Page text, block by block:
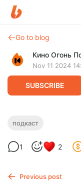
Go to blog
Кино Огонь
Nov 11 2024
SUBSCRIBE
Ранний
На
подкаст
1 2
Previous post